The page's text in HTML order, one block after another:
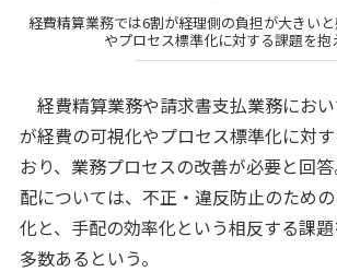
経費精算業務では6割が経理側の負担が大きい
やプロセス標準化に対する課題を抱
経費精算業務や請求書支払業務にお
が経費の可視化やプロセス標準化に対
おり、業務プロセスの改善が必要と回
配については、不正・違反防止のため
化と、手配の効率化という相反する課
多数あるという。